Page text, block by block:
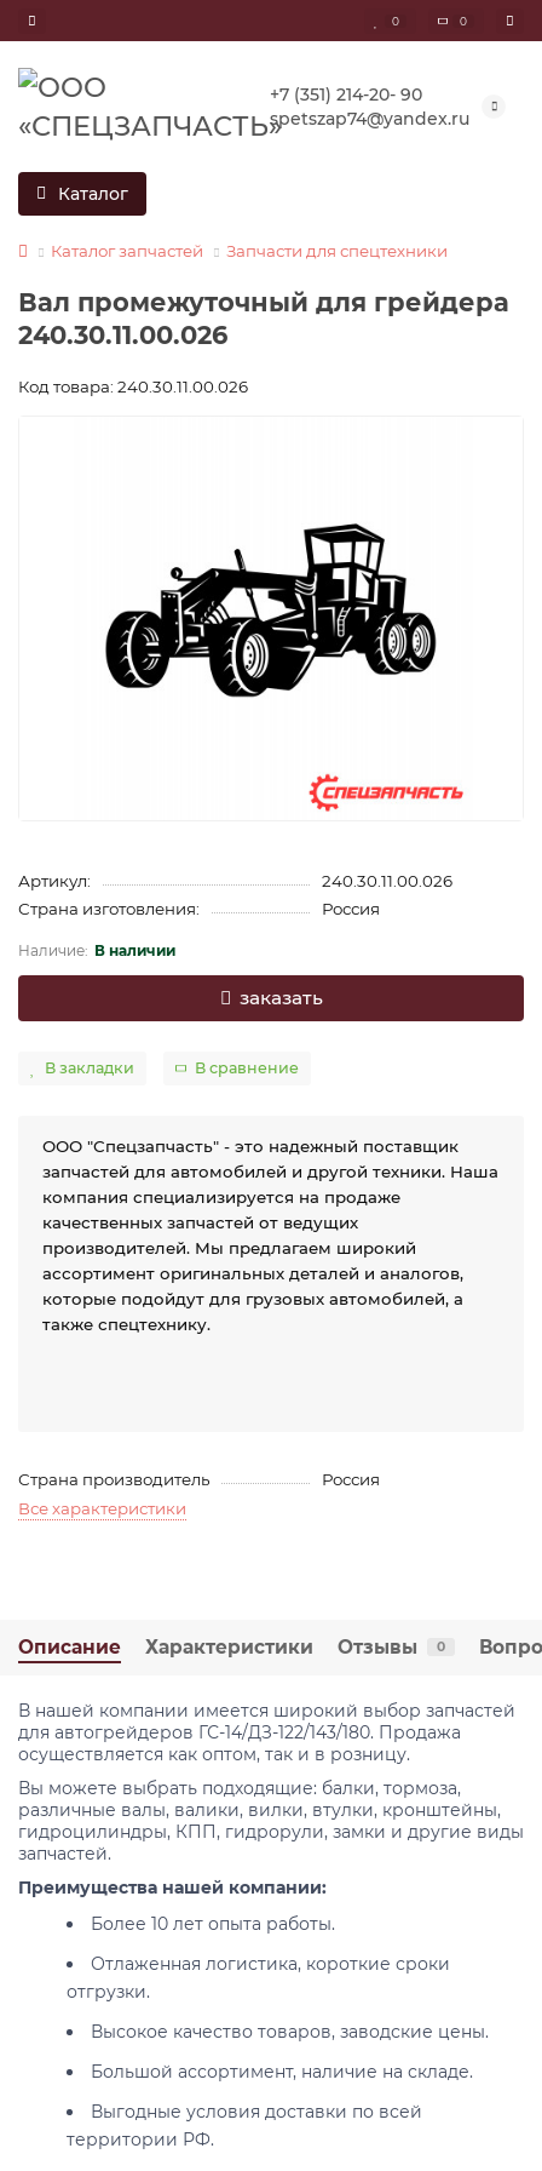
0 0
+7 (351) 214-20- 90
spetszap74@yandex.ru
Каталог
Каталог запчастей Запчасти для спецтехники
Вал промежуточный для грейдера
240.30.11.00.026
Код товара: 240.30.11.00.026
Артикул:
240.30.11.00.026
Страна изготовления:
Россия
В наличии
заказать
В закладки В сравнение
ООО "Спецзапчасть" - это надежный поставщик
запчастей для автомобилей и другой техники. Наша
компания специализируется на продаже
качественных запчастей от ведущих
производителей. Мы предлагаем широкий
ассортимент оригинальных деталей и аналогов,
которые подойдут для грузовых автомобилей, а
также спецтехнику.
Страна производитель
Россия
Все характеристики
Описание Характеристики Отзывы 0
В нашей компании имеется широкий выбор запчастей
для автогрейдеров ГС-14/ДЗ-122/143/180. Продажа
осуществляется как оптом, так и в розницу.
Вы можете выбрать подходящие: балки, тормоза,
различные валы, валики, вилки, втулки, кронштейны,
гидроцилиндры, КПП, гидрорули, замки и другие виды
запчастей.
Преимущества нашей компании:
Более 10 лет опыта работы.
Отлаженная логистика, короткие сроки
отгрузки.
Высокое качество товаров, заводские цены.
Большой ассортимент, наличие на складе.
Выгодные условия доставки по всей
территории РФ.